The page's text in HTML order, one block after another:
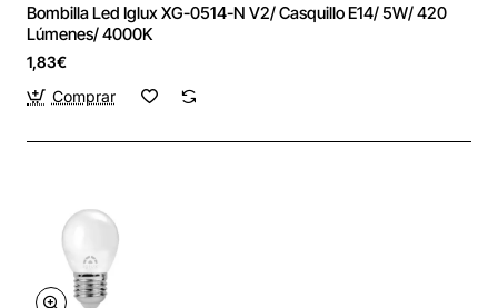
Bombilla Led Iglux XG-0514-N V2/ Casquillo E14/ 5W/ 420
Lúmenes/ 4000K
1,83€
Comprar